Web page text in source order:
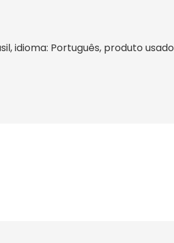
idioma: Português, produto usado